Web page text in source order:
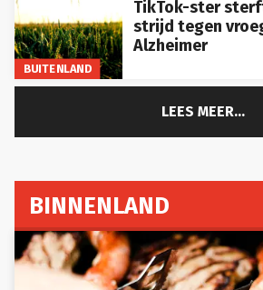
BUITENLAND
strijd tegen
Alzheimer
BINNENLAND